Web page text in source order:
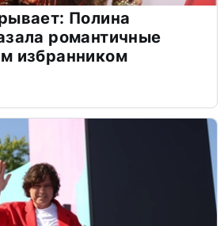
Полина
романтичные
избранником